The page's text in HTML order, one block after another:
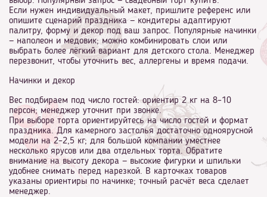
Если нужен индивидуальный макет, пришлите референс или
опишите сценарий праздника — кондитеры адаптируют
палитру, форму и декор под ваш запрос. Популярные начинки
— наполеон и медовик; можно комбинировать слои или
выбрать более лёгкий вариант для детского стола. Менеджер
перезвонит, чтобы уточнить вес, аллергены и время подачи.
Начинки и декор
Вес подбираем под число гостей: ориентир 2 кг на 8–10
персон; менеджер уточнит при звонке.
При выборе торта ориентируйтесь на число гостей и формат
праздника. Для камерного застолья достаточно одноярусной
модели на 2–2,5 кг; для большой компании уместнее
несколько ярусов или два отдельных торта. Обратите
внимание на высоту декора — высокие фигурки и шпильки
удобнее снимать перед нарезкой. В карточках товаров
указаны ориентиры по начинке; точный расчёт веса сделает
менеджер.